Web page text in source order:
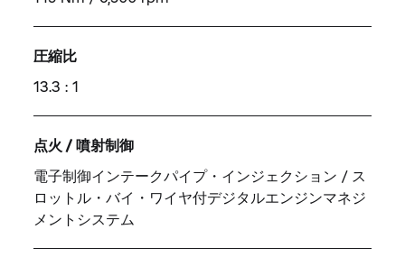
圧縮比
13.3 : 1
点火 / 噴射制御
電子制御インテークパイプ・インジェクション / ス
ロットル・バイ・ワイヤ付デジタルエンジンマネジ
メントシステム